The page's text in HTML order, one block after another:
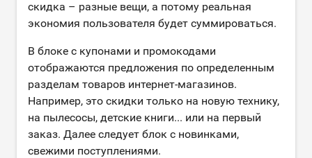
скидка – разные вещи, а потому реальная
экономия пользователя будет суммироваться.
В блоке с купонами и промокодами
отображаются предложения по определенным
разделам товаров интернет-магазинов.
Например, это скидки только на новую технику,
на пылесосы, детские книги... или на первый
заказ. Далее следует блок с новинками,
свежими поступлениями.